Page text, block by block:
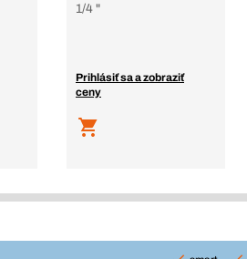
1/4 "
Prihlásiť sa a zobraziť
ceny